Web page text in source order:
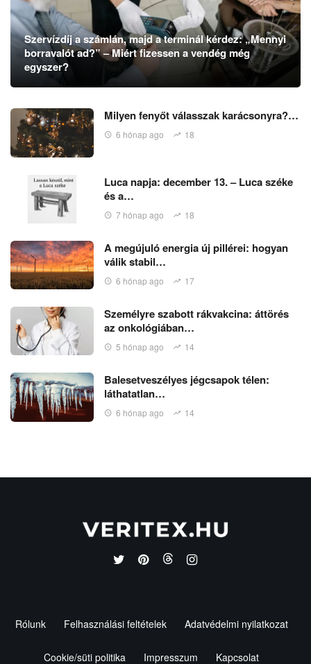
Szervízdíj a számlán, majd a terminál kérdez: „Mennyi
borravalót ad?” – Miért fizessen a vendég még
egyszer?
Milyen fenyőt válasszak karácsonyra?…
6 hónap ago 18
Luca napja: december 13. – Luca széke
és a…
7 hónap ago 18
A megújuló energia új pillérei: hogyan
válik stabil…
6 hónap ago 17
Személyre szabott rákvakcina: áttörés
az onkológiában…
5 hónap ago 14
Balesetveszélyes jégcsapok télen:
láthatatlan…
6 hónap ago 14
Rólunk Felhasználási feltételek Adatvédelmi nyilatkozat
Cookie/süti politika Impresszum Kapcsolat